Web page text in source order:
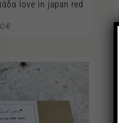
love in japan red
€